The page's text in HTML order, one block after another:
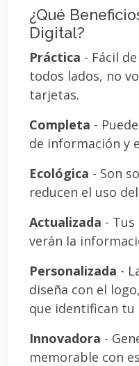
¿Qué
Digital?
Práctica - Fácil
todos lados, no
tarjetas.
Completa -
de información y
Ecológica - Son
reducen el uso
Actualizada -
verán la
Personalizada -
diseña con el
que identifican tu
Innovadora -
memorable con